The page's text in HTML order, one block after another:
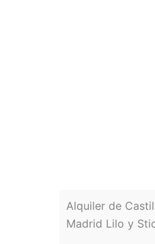
Alquiler de
Madrid Lilo y